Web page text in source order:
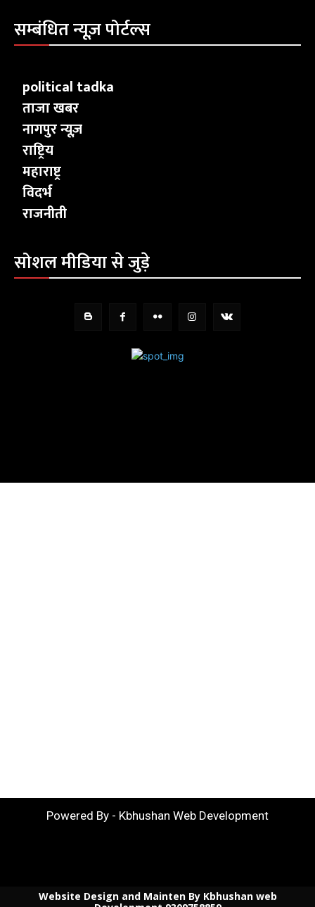
सम्बंधित न्यूज़ पोर्टल्स
political tadka
ताजा खबर
नागपुर न्यूज़
राष्ट्रिय
महाराष्ट्र
विदर्भ
राजनीती
सोशल मीडिया से जुड़े
Powered By - Kbhushan Web Development
Website Design and Mainten By Kbhushan web